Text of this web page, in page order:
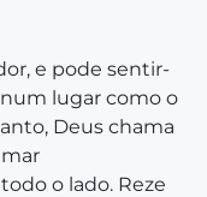
e pode sentir-
lugar como o
Deus chama
o lado. Reze